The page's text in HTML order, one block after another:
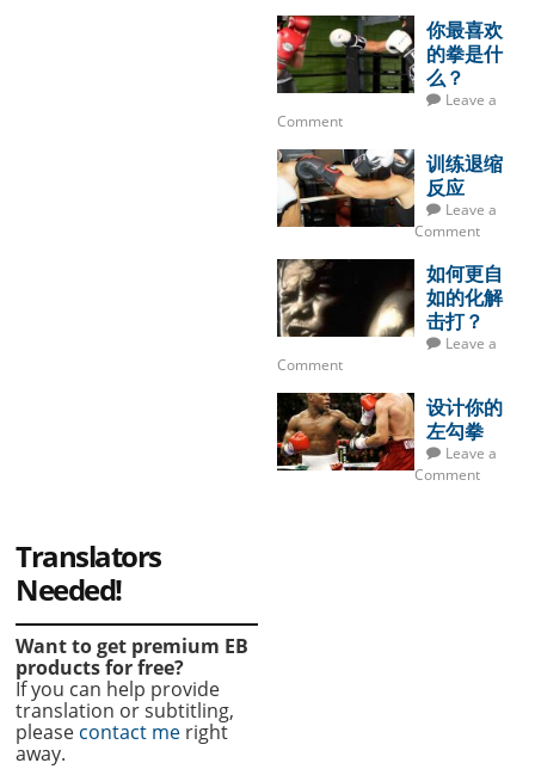
你最喜欢
的拳是什
么？
Leave a
Comment
训练退缩
反应
Leave a
Comment
如何更自
如的化解
击打？
Leave a
Comment
设计你的
左勾拳
Leave a
Comment
Translators
Needed!
Want to get premium EB
products for free?
If you can help provide
translation or subtitling,
please contact me right
away.